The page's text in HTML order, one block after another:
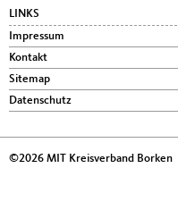
LINKS
Impressum
Kontakt
Sitemap
Datenschutz
©2026 MIT Kreisverband Borken